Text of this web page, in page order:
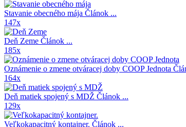
Stavanie obecného mája Článok ...
147x
Deň Zeme Článok ...
185x
Oznámenie o zmene otváracej doby COOP Jednota
164x
Deň matiek spojený s MDŽ Článok ...
129x
Veľkokapacitný kontajner. Článok ...